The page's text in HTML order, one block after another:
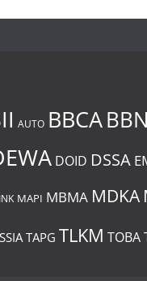
AUTO BBCA
DOID DSSA
MAPI MBMA MDKA
SSIA TAPG TLKM TOBA